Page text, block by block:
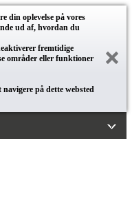
din oplevelse på vores
ud af, hvordan du
fremtidige
områder eller funktioner
navigere på dette websted